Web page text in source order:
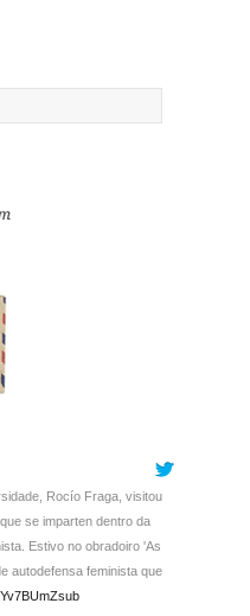
Rocío Fraga, visitou
se imparten dentro da
Estivo no obradoiro 'As
autodefensa feminista que